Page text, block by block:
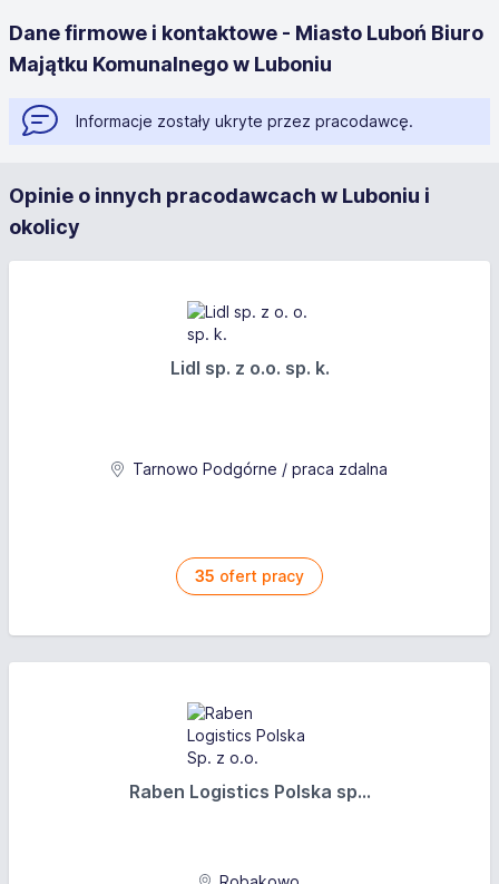
Dane firmowe i kontaktowe - Miasto Luboń Biuro
Majątku Komunalnego w Luboniu
Informacje zostały ukryte przez pracodawcę.
Opinie o innych pracodawcach w Luboniu i
okolicy
Lidl sp. z o.o. sp. k.
Tarnowo Podgórne / praca zdalna
35 ofert pracy
Raben Logistics Polska sp...